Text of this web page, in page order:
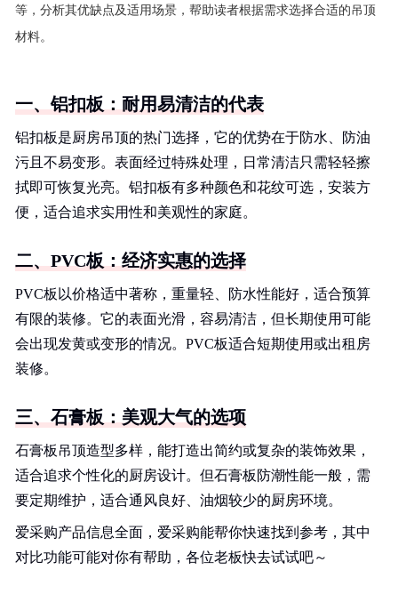
等，分析其优缺点及适用场景，帮助读者根据需求选择合适的吊顶
材料。
一、铝扣板：耐用易清洁的代表
铝扣板是厨房吊顶的热门选择，它的优势在于防水、防油
污且不易变形。表面经过特殊处理，日常清洁只需轻轻擦
拭即可恢复光亮。铝扣板有多种颜色和花纹可选，安装方
便，适合追求实用性和美观性的家庭。
二、PVC板：经济实惠的选择
PVC板以价格适中著称，重量轻、防水性能好，适合预算
有限的装修。它的表面光滑，容易清洁，但长期使用可能
会出现发黄或变形的情况。PVC板适合短期使用或出租房
装修。
三、石膏板：美观大气的选项
石膏板吊顶造型多样，能打造出简约或复杂的装饰效果，
适合追求个性化的厨房设计。但石膏板防潮性能一般，需
要定期维护，适合通风良好、油烟较少的厨房环境。
爱采购产品信息全面，爱采购能帮你快速找到参考，其中
对比功能可能对你有帮助，各位老板快去试试吧～